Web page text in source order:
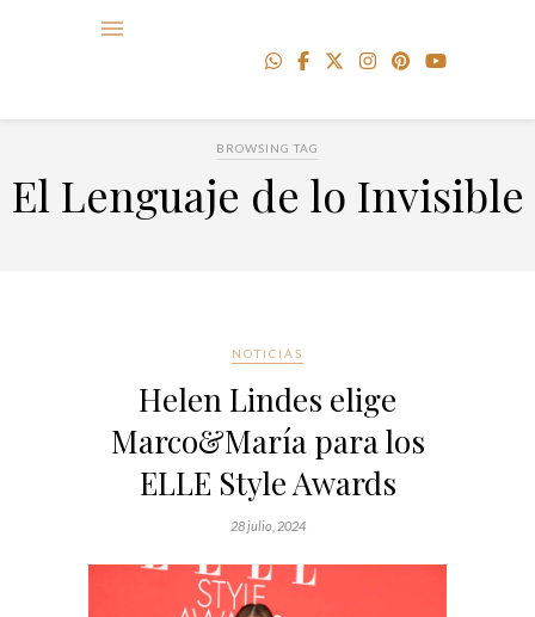
BROWSING TAG
El Lenguaje de lo Invisible
NOTICIAS
Helen Lindes elige
Marco&María para los
ELLE Style Awards
28 julio, 2024